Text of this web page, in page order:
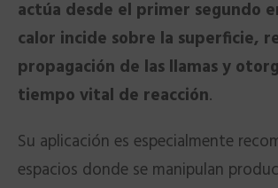
actúa desde el primer segundo
calor incide sobre la superficie,
propagación de las llamas y
tiempo vital de reacción.
Su aplicación es especialmente
espacios donde se manipulan